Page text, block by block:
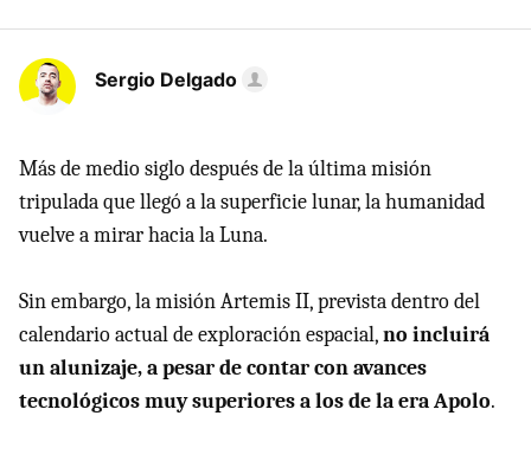
Sergio Delgado
Más de medio siglo después de la última misión
tripulada que llegó a la superficie lunar, la humanidad
vuelve a mirar hacia la Luna.
Sin embargo, la misión Artemis II, prevista dentro del
calendario actual de exploración espacial,no incluirá
un alunizaje, a pesar de contar con avances
tecnológicos muy superiores a los de la era Apolo.